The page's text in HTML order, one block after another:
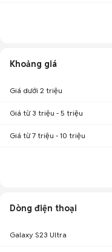
Khoảng giá
Giá dưới 2 triệu
Giá từ 3 triệu - 5 triệu
Giá từ 7 triệu - 10 triệu
Dòng điện thoại
Galaxy S23 Ultra